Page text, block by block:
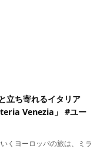
立ち寄れるイタリア
Venezia」 #ユー
くヨーロッパの旅は、ミラ